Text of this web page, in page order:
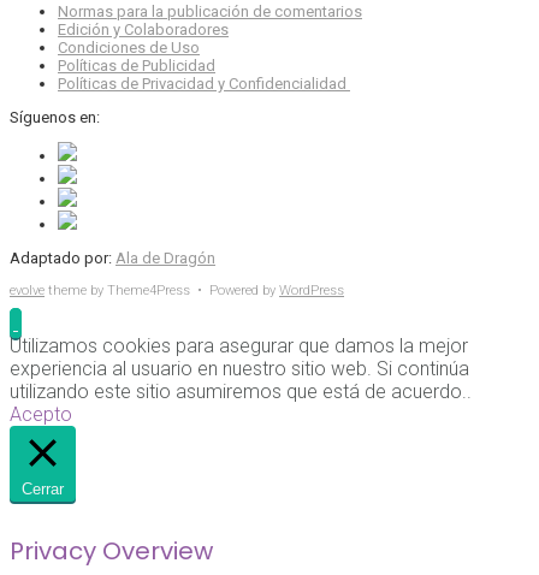
Normas para la publicación de comentarios
Edición y Colaboradores
Condiciones de Uso
Políticas de Publicidad
Políticas de Privacidad y Confidencialidad
Síguenos en:
Adaptado por: Ala de Dragón
evolve theme by Theme4Press • Powered by WordPress
Utilizamos cookies para asegurar que damos la mejor
experiencia al usuario en nuestro sitio web. Si continúa
utilizando este sitio asumiremos que está de acuerdo..
Acepto
Cerrar
Privacy Overview